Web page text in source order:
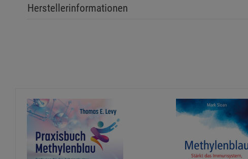
Herstellerinformationen